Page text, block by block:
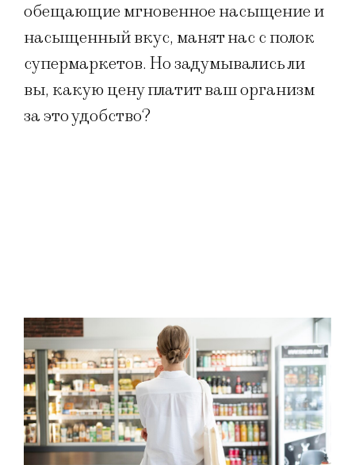
обещающие мгновенное насыщение и
насыщенный вкус, манят нас с полок
супермаркетов. Но задумывались ли
вы, какую цену платит ваш организм
за это удобство?